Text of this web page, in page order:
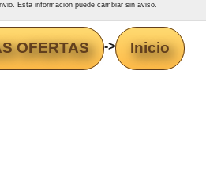
Esta informacion puede cambiar sin aviso.
OFERTAS -> Inicio